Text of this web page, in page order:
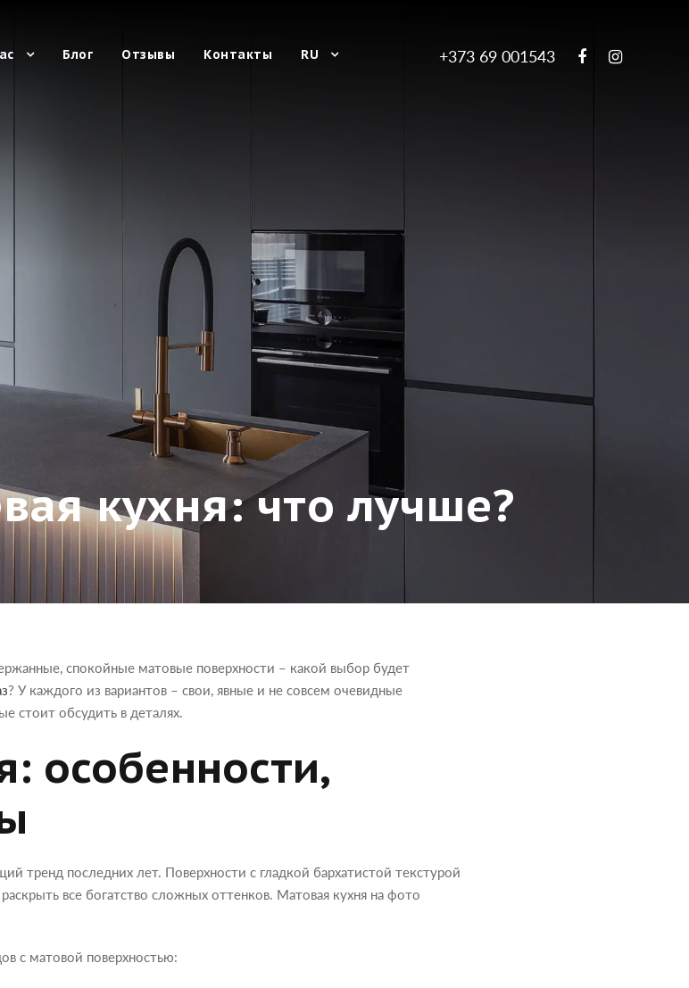
Блог Отзывы Контакты RU +373 69 001543
кухня: что лучше?
спокойные матовые поверхности – какой выбор будет
? У каждого из вариантов – свои, явные и не совсем очевидные
стоит обсудить в деталях.
особенности,
тренд последних лет. Поверхности с гладкой бархатистой текстурой
все богатство сложных оттенков. Матовая кухня на фото
с матовой поверхностью: